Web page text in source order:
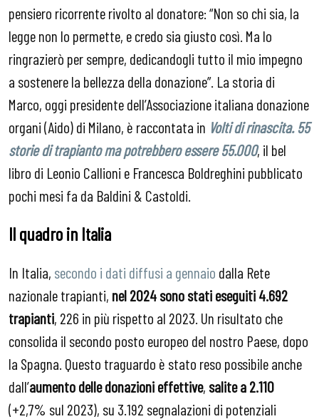
pensiero ricorrente rivolto al donatore: “Non so chi sia, la
legge non lo permette, e credo sia giusto così. Ma lo
ringrazierò per sempre, dedicandogli tutto il mio impegno
a sostenere la bellezza della donazione”. La storia di
Marco, oggi presidente dell’Associazione italiana donazione
organi (Aido) di Milano, è raccontata in Volti di rinascita. 55
storie di trapianto ma potrebbero essere 55.000, il bel
libro di Leonio Callioni e Francesca Boldreghini pubblicato
pochi mesi fa da Baldini & Castoldi.
Il quadro in Italia
In Italia, secondo i dati diffusi a gennaio dalla Rete
nazionale trapianti, nel 2024 sono stati eseguiti 4.692
trapianti, 226 in più rispetto al 2023. Un risultato che
consolida il secondo posto europeo del nostro Paese, dopo
la Spagna. Questo traguardo è stato reso possibile anche
dall’aumento delle donazioni effettive, salite a 2.110
(+2,7% sul 2023), su 3.192 segnalazioni di potenziali